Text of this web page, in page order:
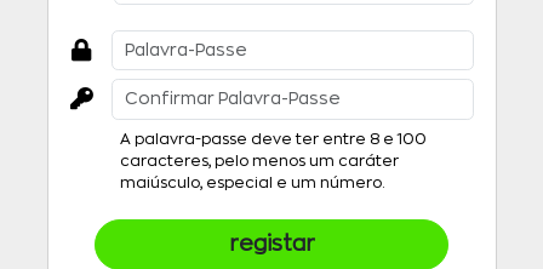
A palavra-passe deve ter entre 8 e 100
caracteres, pelo menos um caráter
maiúsculo, especial e um número.
registar